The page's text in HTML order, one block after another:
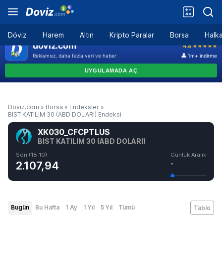
Döviz Harem Altın Kripto Paralar Borsa
Doviz.com » Borsa » Endeksler »
BIST KATILIM 30 (ABD DOLARI) Endeksi
XK030_CFCPTLUS
BIST KATILIM 30 (ABD DOLARI)
Son (18:10)
2.107,94
Günlük Aralık
-
Bugün Bu Hafta 1 Ay 1 Yıl 5 Yıl Tümü Tablo